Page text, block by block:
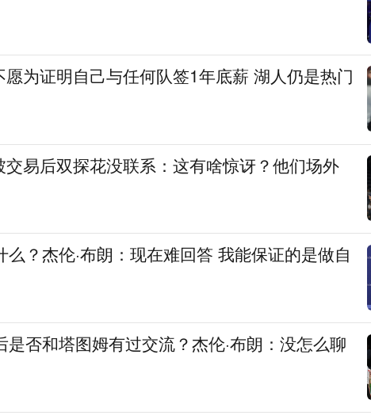
为证明自己与任何队签1年底薪 湖人仍是热门
易后双探花没联系：这有啥惊讶？他们场外
？杰伦·布朗：现在难回答 我能保证的是做自
是否和塔图姆有过交流？杰伦·布朗：没怎么聊